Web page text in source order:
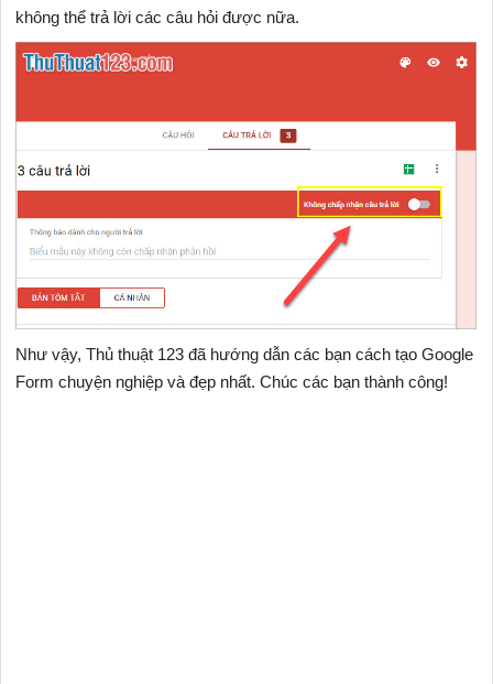
không thể trả lời các câu hỏi được nữa.
Như vậy, Thủ thuật 123 đã hướng dẫn các bạn cách tạo Google
Form chuyện nghiệp và đẹp nhất. Chúc các bạn thành công!